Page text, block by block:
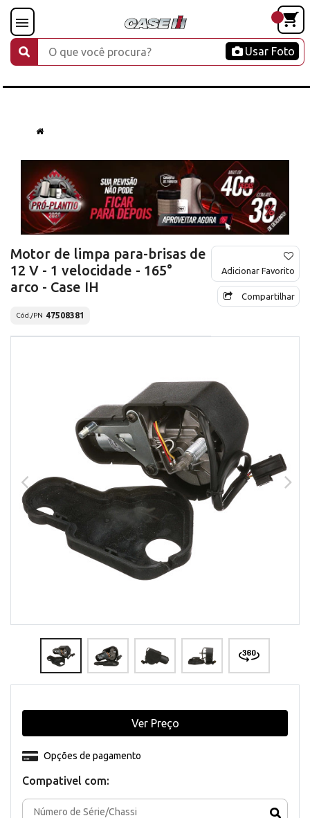
Usar Foto
Motor de limpa para-brisas de
12 V - 1 velocidade - 165°
arco - Case IH
Cód./PN 47508381
Adicionar Favorito
Compartilhar
Compativel com:
Opções de pagamento
Ver Preço